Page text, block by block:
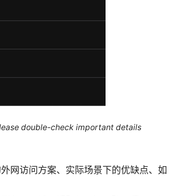
double-check important details
网访问方案、实际场景下的优缺点、如